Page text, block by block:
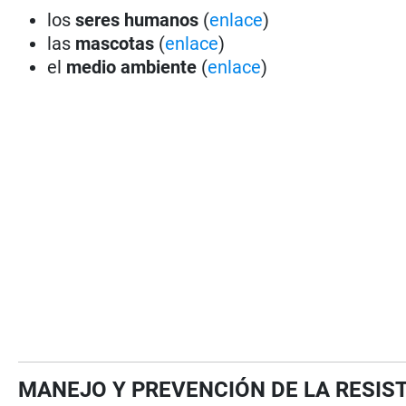
losseres humanos (enlace)
las mascotas (enlace)
el medio ambiente (enlace)
MANEJO Y PREVENCIÓN DE LA